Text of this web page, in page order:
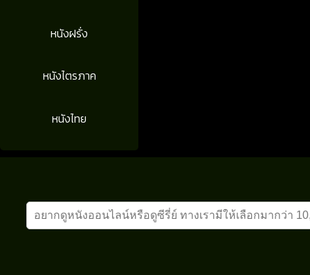
หนังฝรั่ง
หนังไตรภาค
หนังไทย